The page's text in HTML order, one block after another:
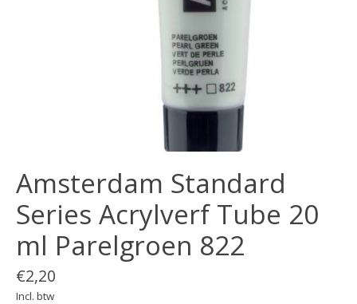
Amsterdam Standard
Series Acrylverf Tube 20
ml Parelgroen 822
€2,20
Incl. btw